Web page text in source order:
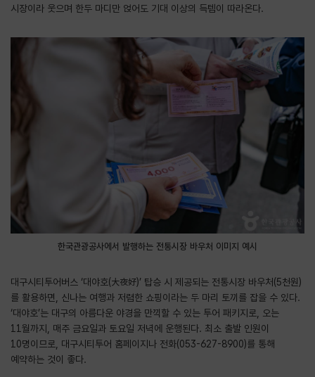
시장이라 웃으며 한두 마디만 얹어도 기대 이상의 득템이 따라온다.
한국관광공사에서 발행하는 전통시장 바우처 이미지 예시
대구시티투어버스 ‘대야호(大夜好)’ 탑승 시 제공되는 전통시장 바우처(5천원)
를 활용하면, 신나는 여행과 저렴한 쇼핑이라는 두 마리 토끼를 잡을 수 있다.
‘대야호’는 대구의 아름다운 야경을 만끽할 수 있는 투어 패키지로, 오는
11월까지, 매주 금요일과 토요일 저녁에 운행된다. 최소 출발 인원이
10명이므로, 대구시티투어 홈페이지나 전화(053-627-8900)를 통해
예약하는 것이 좋다.